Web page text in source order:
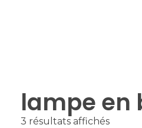
lampe en
3 résultats affichés